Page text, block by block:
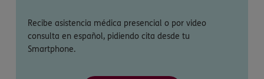
Recibe asistencia médica presencial o por video
consulta en español, pidiendo cita desde tu
Smartphone.